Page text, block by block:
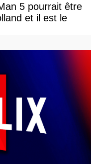
5 pourrait être
et il est le